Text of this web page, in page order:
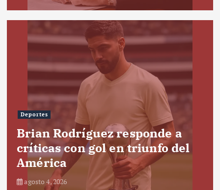
Deportes
Brian Rodríguez responde a
críticas con gol en triunfo del
América
agosto 4, 2026